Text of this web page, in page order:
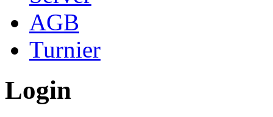
AGB
Turnier
Login